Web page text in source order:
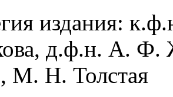
издания:
д.ф.н. А. Ф.
М. Н. Толстая